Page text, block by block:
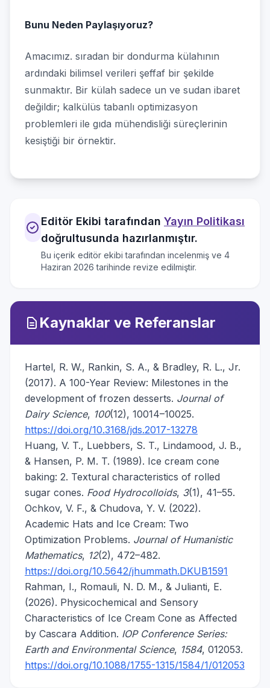
Bunu Neden Paylaşıyoruz?
Amacımız. sıradan bir dondurma külahının
ardındaki bilimsel verileri şeffaf bir şekilde
sunmaktır. Bir külah sadece un ve sudan ibaret
değildir; kalkülüs tabanlı optimizasyon
problemleri ile gıda mühendisliği süreçlerinin
kesiştiği bir örnektir.
Editör Ekibi tarafından Yayın Politikası
doğrultusunda hazırlanmıştır.
Bu içerik editör ekibi tarafından incelenmiş ve 4
Haziran 2026 tarihinde revize edilmiştir.
Kaynaklar ve Referanslar
Hartel, R. W., Rankin, S. A., & Bradley, R. L., Jr.
(2017). A 100-Year Review: Milestones in the
development of frozen desserts. Journal of
Dairy Science, 100(12), 10014–10025.
https://doi.org/10.3168/jds.2017-13278
Huang, V. T., Luebbers, S. T., Lindamood, J. B.,
& Hansen, P. M. T. (1989). Ice cream cone
baking: 2. Textural characteristics of rolled
sugar cones. Food Hydrocolloids, 3(1), 41–55.
Ochkov, V. F., & Chudova, Y. V. (2022).
Academic Hats and Ice Cream: Two
Optimization Problems. Journal of Humanistic
Mathematics, 12(2), 472–482.
https://doi.org/10.5642/jhummath.DKUB1591
Rahman, I., Romauli, N. D. M., & Julianti, E.
(2026). Physicochemical and Sensory
Characteristics of Ice Cream Cone as Affected
by Cascara Addition. IOP Conference Series:
Earth and Environmental Science, 1584, 012053.
https://doi.org/10.1088/1755-1315/1584/1/012053